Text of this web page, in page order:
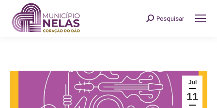
Search:
Pesquisar
Jul
11